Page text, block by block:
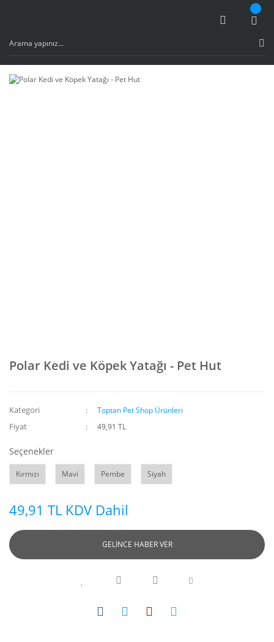
Polar Kedi ve Köpek Yatağı - Pet Hut
Kategori Toptan Pet Shop Ürünleri
Fiyat 49,91 TL
Seçenekler
Kırmızı Mavi Pembe Siyah
49,91 TL KDV Dahil
GELİNCE HABER VER